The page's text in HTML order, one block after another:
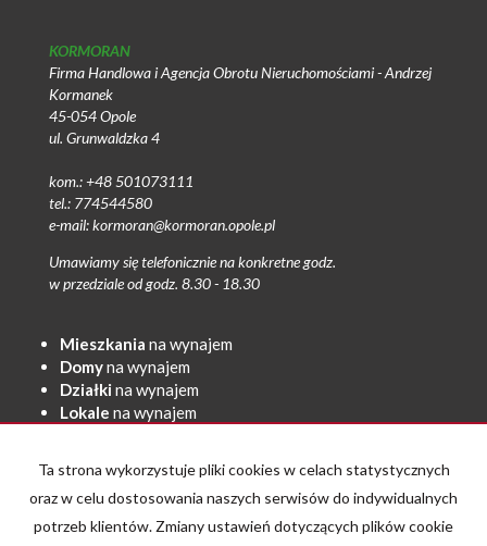
KORMORAN
Firma Handlowa i Agencja Obrotu Nieruchomościami - Andrzej
Kormanek
45-054 Opole
ul. Grunwaldzka 4
kom.: +48 501073111
tel.: 774544580
e-mail: kormoran@kormoran.opole.pl
Umawiamy się telefonicznie na konkretne godz.
w przedziale od godz. 8.30 - 18.30
Mieszkania na wynajem
Domyna wynajem
Działki na wynajem
Lokale na wynajem
Mieszkaniana sprzedaż
Domyna sprzedaż
Ta strona wykorzystuje pliki cookies w celach statystycznych
oraz w celu dostosowania naszych serwisów do indywidualnych
potrzeb klientów. Zmiany ustawień dotyczących plików cookie